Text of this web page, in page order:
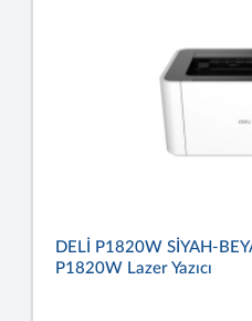
DELİ P1820W SİYAH-
P1820W Lazer Yazıcı